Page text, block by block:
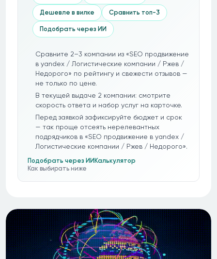
Дешевле в вилке Сравнить топ-3
Подобрать через ИИ
Сравните 2–3 компании из «SEO продвижение
в yandex / Логистические компании / Ржев /
Недорого» по рейтингу и свежести отзывов —
не только по цене.
В текущей выдаче 2 компании: смотрите
скорость ответа и набор услуг на карточке.
Перед заявкой зафиксируйте бюджет и срок
— так проще отсеять нерелевантных
подрядчиков в «SEO продвижение в yandex /
Логистические компании / Ржев / Недорого».
Подобрать через ИИ Калькулятор
Как выбирать ниже